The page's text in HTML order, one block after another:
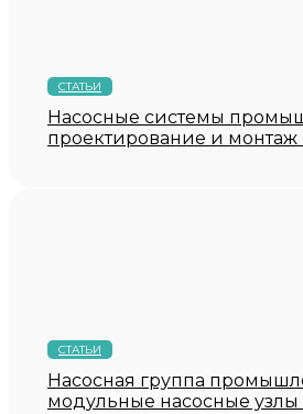
СТАТЬИ
Насосные системы
проектирование и
СТАТЬИ
Насосная группа
модульные насосные